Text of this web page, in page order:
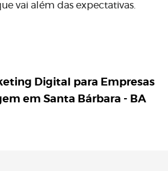
vai além das expectativas.
Digital para Empresas
em Santa Bárbara - BA